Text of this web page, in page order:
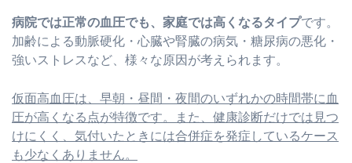
病院では正常の血圧でも、家庭では高くなるタイプです。
加齢による動脈硬化・心臓や腎臓の病気・糖尿病の悪化・
強いストレスなど、様々な原因が考えられます。
仮面高血圧は、早朝・昼間・夜間のいずれかの時間帯に血
圧が高くなる点が特徴です。また、健康診断だけでは見つ
けにくく、気付いたときには合併症を発症しているケース
も少なくありません。